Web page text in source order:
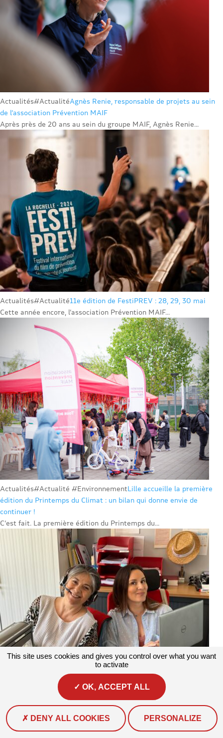
Actualités#ActualitéAgnès Renie, responsable de projets au sein
de l’association Prévention MAIF
Après près de 20 ans au sein du groupe MAIF, Agnès Renie...
Actualités#Actualité11e édition de FestiPREV : 28, 29, 30 mai
Cette année encore, l’association Prévention MAIF...
Actualités#Actualité #EnvironnementLille accueille la première
édition du Printemps du Climat : un bilan qui donne envie de
continuer !
C’est fait. La première édition du Printemps du...
#ActualitéCorinne et Florence sont les deux assistantes
de l’association.
Au quotidien, elles assurent la gestion des volets...
This site uses cookies and gives you control over what you want
to activate
OK, ACCEPT ALL
DENY ALL COOKIES PERSONALIZE